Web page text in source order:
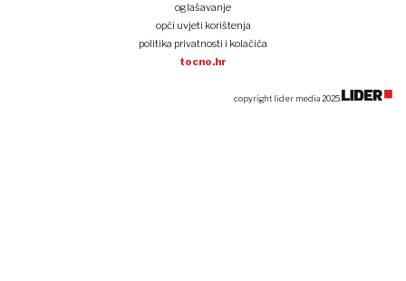
oglašavanje
opći uvjeti korištenja
politika privatnosti i kolačića
tocno.hr
copyright lider media 2025.